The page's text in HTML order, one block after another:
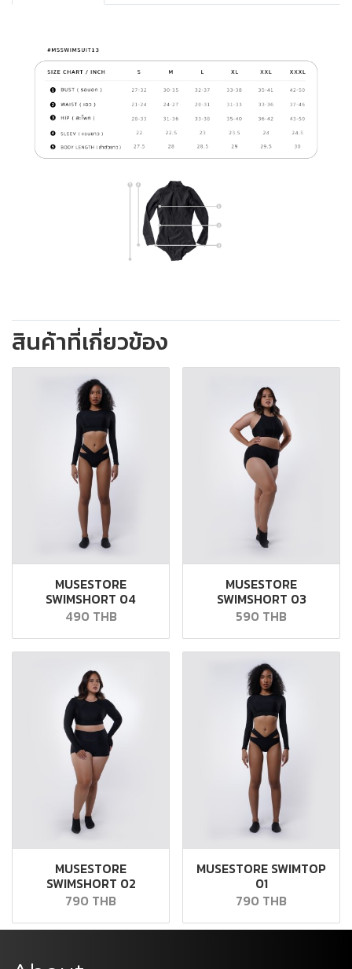
สินค้าที่เกี่ยวข้อง
MUSESTORE
SWIMSHORT 04
490 THB
MUSESTORE
SWIMSHORT 03
590 THB
MUSESTORE
SWIMSHORT 02
790 THB
MUSESTORE SWIMTOP
01
790 THB